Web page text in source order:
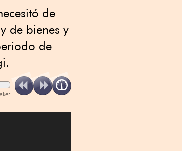
de
de bienes y
de